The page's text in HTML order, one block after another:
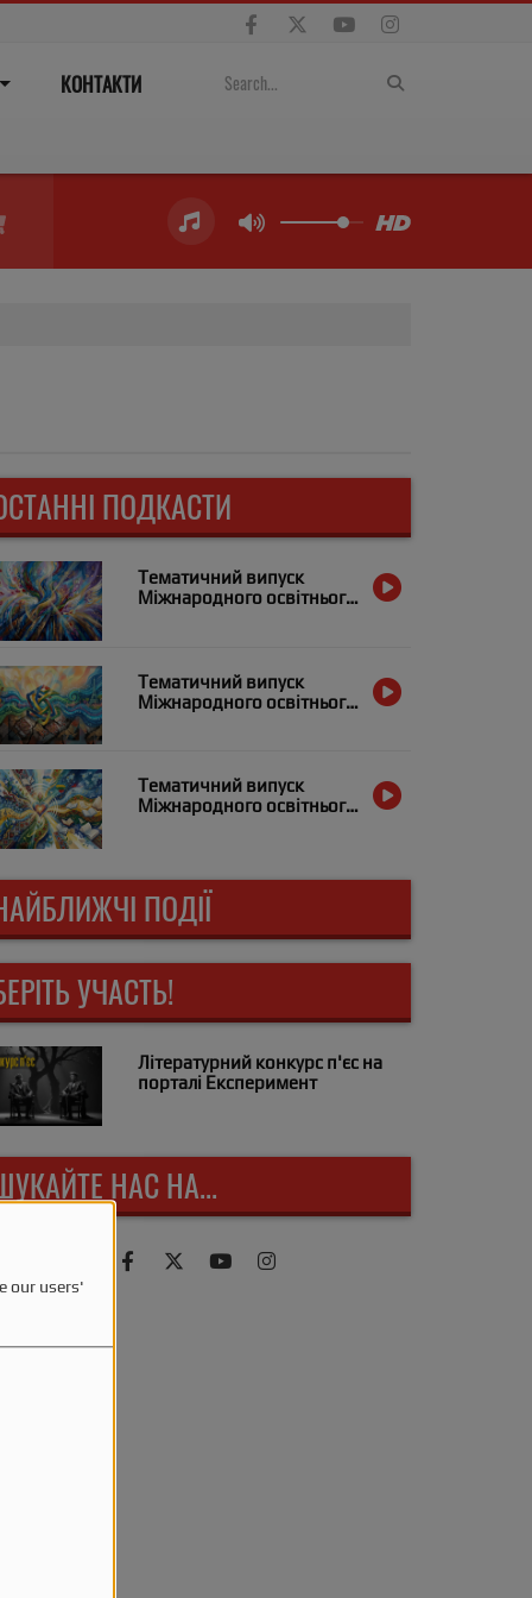
our users'
КОНТАКТИ
ПОДКАСТИ
Тематичний випуск
Міжнародного освітнього
Тематичний випуск
Міжнародного освітнього
Тематичний випуск
Міжнародного освітнього
ПОДІЇ
УЧАСТЬ!
Літературний конкурс п'єс на
порталі Експеримент
НАС НА...